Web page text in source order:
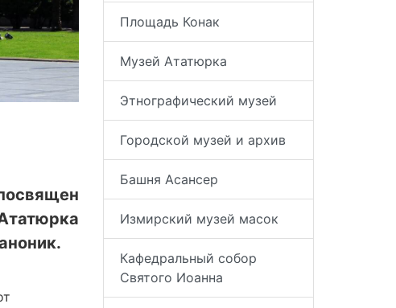
Площадь Конак
Музей Ататюрка
Этнографический музей
Городской музей и архив
Башня Асансер
Измирский музей масок
Кафедральный собор
Святого Иоанна